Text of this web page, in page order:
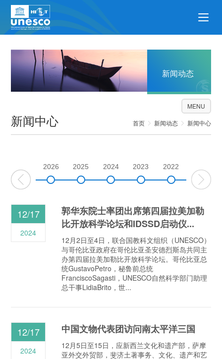
新闻动态
新闻中心 首页 新闻动态 新闻中心
MENU
2026 2025 2024 2023 2022
郭华东院士率团出席第四届拉美加勒
比开放科学论坛和IDSSD启动仪...
12月2日至4日，联合国教科文组织（UNESCO）
与哥伦比亚政府在哥伦比亚圣安德烈斯岛共同主
办第四届拉美加勒比开放科学论坛。哥伦比亚总
统GustavoPetro，秘鲁前总统
FranciscoSagasti，UNESCO自然科学部门助理
总干事LidiaBrito，世...
12/17
2024
中国文物代表团访问南太平洋三国
12月5日至15日，应新西兰文化和遗产部，萨摩
亚外交外贸部，斐济土著事务、文化、遗产和艺
12/17
2024